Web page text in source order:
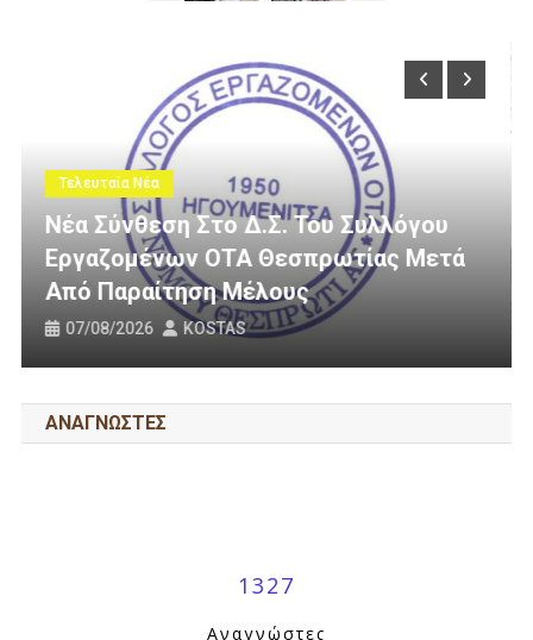
Μετά
Τελευταία Νέα
3 Εκατομμύρια Ευρώ Για
Οδοποιία Στον Δήμο
31/07/2026 KOSTAS
ΑΝΑΓΝΩΣΤΕΣ
1327
Αναγνώστες